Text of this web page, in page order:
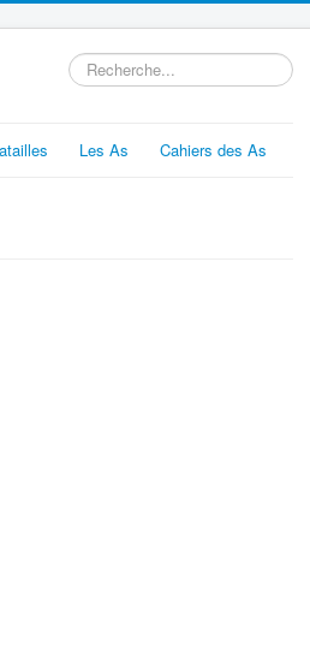
Rechercher
Les As Cahiers des As